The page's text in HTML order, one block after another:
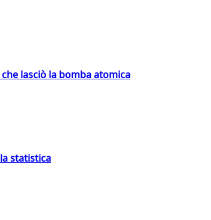
lasciò la bomba atomica
statistica